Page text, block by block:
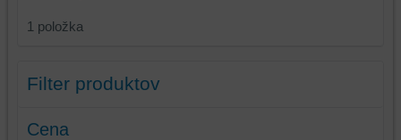
1 položka
Filter produktov
Cena